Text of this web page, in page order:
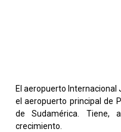
El aeropuerto Internacional
el aeropuerto principal de
de Sudamérica. Tiene,
crecimiento.